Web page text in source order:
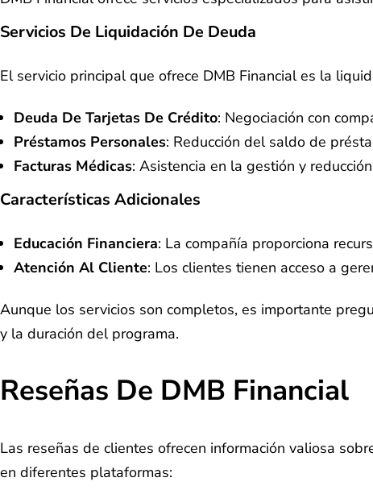
Servicios De Liquidación De Deuda
El servicio principal que ofrece DMB Financial es la
Deuda De Tarjetas De Crédito: Negociación con
Préstamos Personales: Reducción del saldo de
Facturas Médicas: Asistencia en la gestión y
Características Adicionales
Educación Financiera: La compañía proporciona
Atención Al Cliente: Los clientes tienen acceso a
Aunque los servicios son completos, es importante
y la duración del programa.
Reseñas De DMB Financial
Las reseñas de clientes ofrecen información valiosa
en diferentes plataformas: